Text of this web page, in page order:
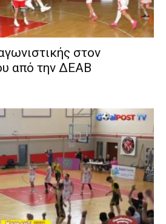
στον
από την ΔΕΑΒ